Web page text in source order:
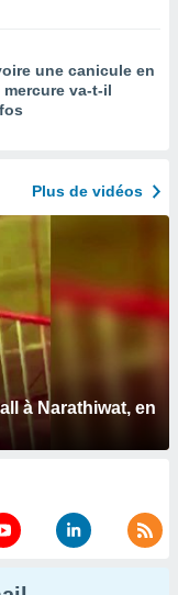
une canicule en
va-t-il
Plus de vidéos
à Narathiwat, en